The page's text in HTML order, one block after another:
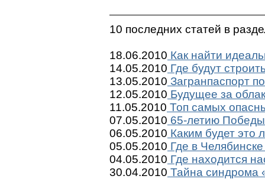
10 последних статей в
18.06.2010 Как найти
14.05.2010 Где будут
13.05.2010 Загранпаспорт
12.05.2010 Будущее за
11.05.2010 Топ самых
07.05.2010 65-летию
06.05.2010 Каким будет это
05.05.2010 Где в
04.05.2010 Где находится
30.04.2010 Тайна синдрома